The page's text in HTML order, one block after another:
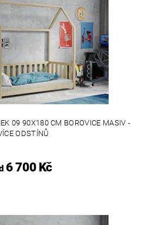
09 90X180 CM BOROVICE MASIV -
ODSTÍNŮ
6 700 Kč